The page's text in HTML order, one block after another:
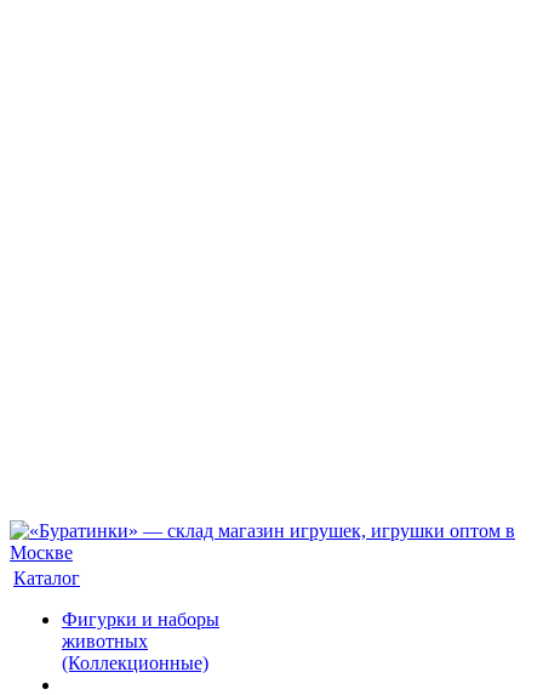
Каталог
Фигурки и наборы
животных
(Коллекционные)